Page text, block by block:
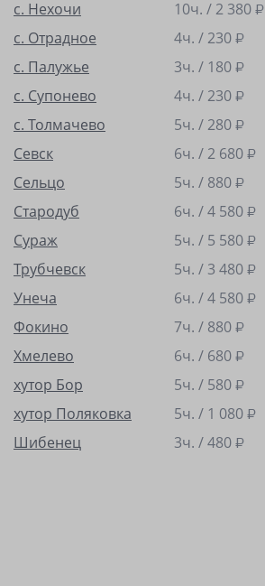
с. Нехочи 10ч. / 2 380₽
с. Отрадное 4ч. / 230₽
с. Палужье 3ч. / 180₽
с. Супонево 4ч. / 230₽
с. Толмачево 5ч. / 280₽
Севск 6ч. / 2 680₽
Сельцо 5ч. / 880₽
Стародуб 6ч. /4 580₽
Сураж 5ч. / 5 580₽
Трубчевск 5ч. / 3 480₽
Унеча 6ч. /4 580₽
Фокино 7ч. / 880₽
Хмелево 6ч. / 680₽
хутор Бор 5ч. / 580₽
хутор Поляковка 5ч. / 1 080₽
Шибенец 3ч. /480₽